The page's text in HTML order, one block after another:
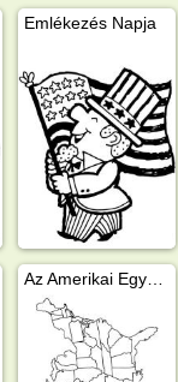
Emlékezés Napja